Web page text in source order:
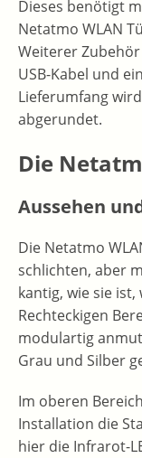
Dieses benötigt
Netatmo WLAN
Weiterer
USB-Kabel und
Lieferumfang
abgerundet.
Die
Aussehen
Die Netatmo
schlichten, aber
kantig, wie sie
Rechteckigen
modulartig
Grau und Silber
Im oberen
Installation die
hier die Infrarot-